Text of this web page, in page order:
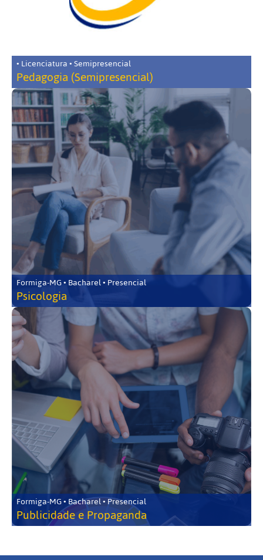
• Licenciatura • Semipresencial
Pedagogia (Semipresencial)
Formiga-MG • Bacharel • Presencial
Psicologia
Formiga-MG • Bacharel • Presencial
Publicidade e Propaganda